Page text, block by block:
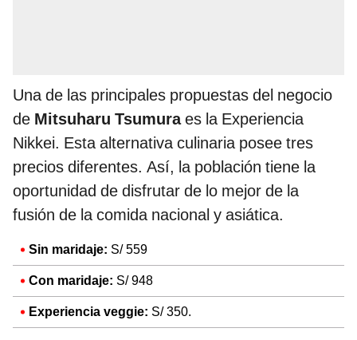
Una de las principales propuestas del negocio
de Mitsuharu Tsumuraes la Experiencia
Nikkei. Esta alternativa culinaria posee tres
precios diferentes. Así, la población tiene la
oportunidad de disfrutar de lo mejor de la
fusión de la comida nacional y asiática.
Sin maridaje: S/ 559
Con maridaje: S/ 948
Experiencia veggie: S/ 350.